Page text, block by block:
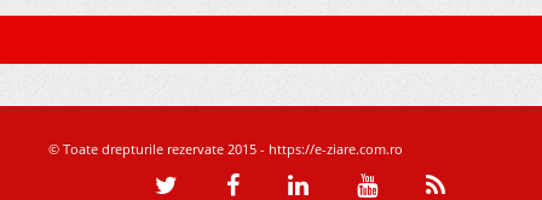
© Toate drepturile rezervate 2015 - https://e-ziare.com.ro